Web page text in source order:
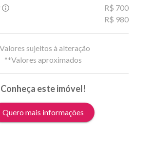
R$ 700
R$ 980
sujeitos à alteração
**Valores aproximados
Conheça este imóvel!
Quero mais informações